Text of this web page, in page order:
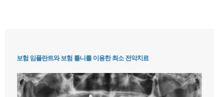
보험 임플란트와 보험 틀니를 이용한 최소 전악치료